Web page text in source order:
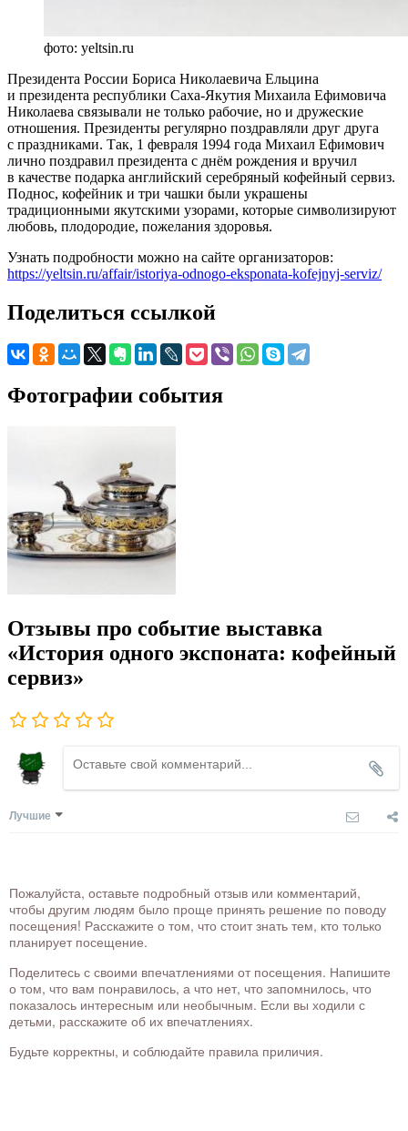
фото: yeltsin.ru
Президента России Бориса Николаевича Ельцина
и президента республики Саха-Якутия Михаила Ефимовича
Николаева связывали не только рабочие, но и дружеские
отношения. Президенты регулярно поздравляли друг друга
с праздниками. Так, 1 февраля 1994 года Михаил Ефимович
лично поздравил президента с днём рождения и вручил
в качестве подарка английский серебряный кофейный сервиз.
Поднос, кофейник и три чашки были украшены
традиционными якутскими узорами, которые символизируют
любовь, плодородие, пожелания здоровья.
Узнать подробности можно на сайте организаторов:
https://yeltsin.ru/affair/istoriya-odnogo-eksponata-kofejnyj-serviz/
Поделиться ссылкой
Фотографии события
Отзывы про событие выставка
«История одного экспоната: кофейный
сервиз»
Лучшие
Пожалуйста, оставьте подробный отзыв или комментарий,
чтобы другим людям было проще принять решение по поводу
посещения! Расскажите о том, что стоит знать тем, кто только
планирует посещение.
Поделитесь с своими впечатлениями от посещения. Напишите
о том, что вам понравилось, а что нет, что запомнилось, что
показалось интересным или необычным. Если вы ходили с
детьми, расскажите об их впечатлениях.
Будьте корректны, и соблюдайте правила приличия.